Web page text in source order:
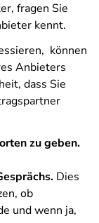
fragen Sie
kennt.
können
Anbieters
dass Sie
zu geben.
Dies
ob
und wenn ja,